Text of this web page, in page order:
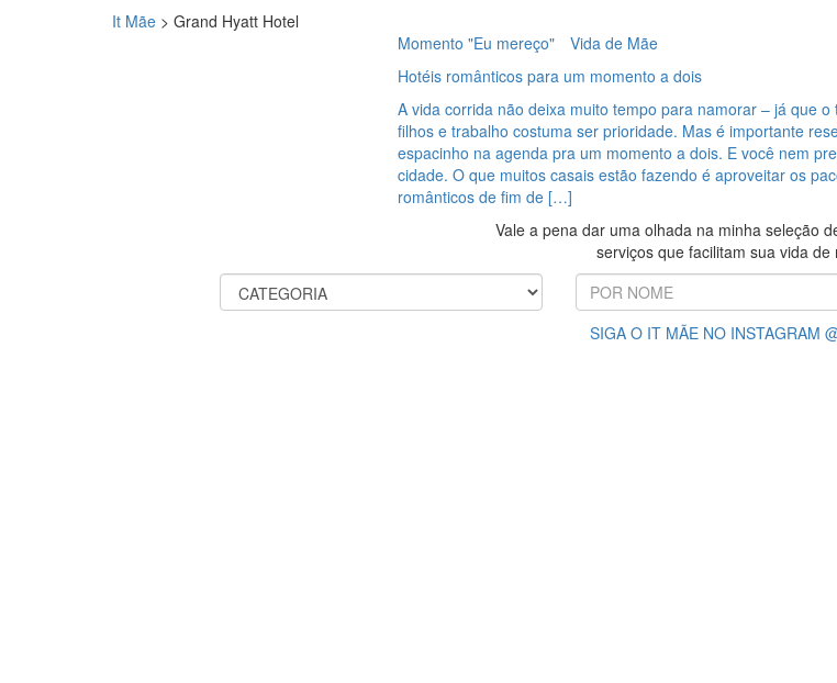
It Mãe > Grand Hyatt Hotel
Momento "Eu mereço"
Vida de Mãe
Hotéis românticos para um momento a dois
A vida corrida não deixa muito tempo para namorar – já que o
filhos e trabalho costuma ser prioridade. Mas é importante
espacinho na agenda pra um momento a dois. E você nem
cidade. O que muitos casais estão fazendo é aproveitar os
românticos de fim de […]
Vale a pena dar uma olhada na minha seleção
serviços que facilitam sua vida de
SIGA O IT MÃE NO INSTAGRAM